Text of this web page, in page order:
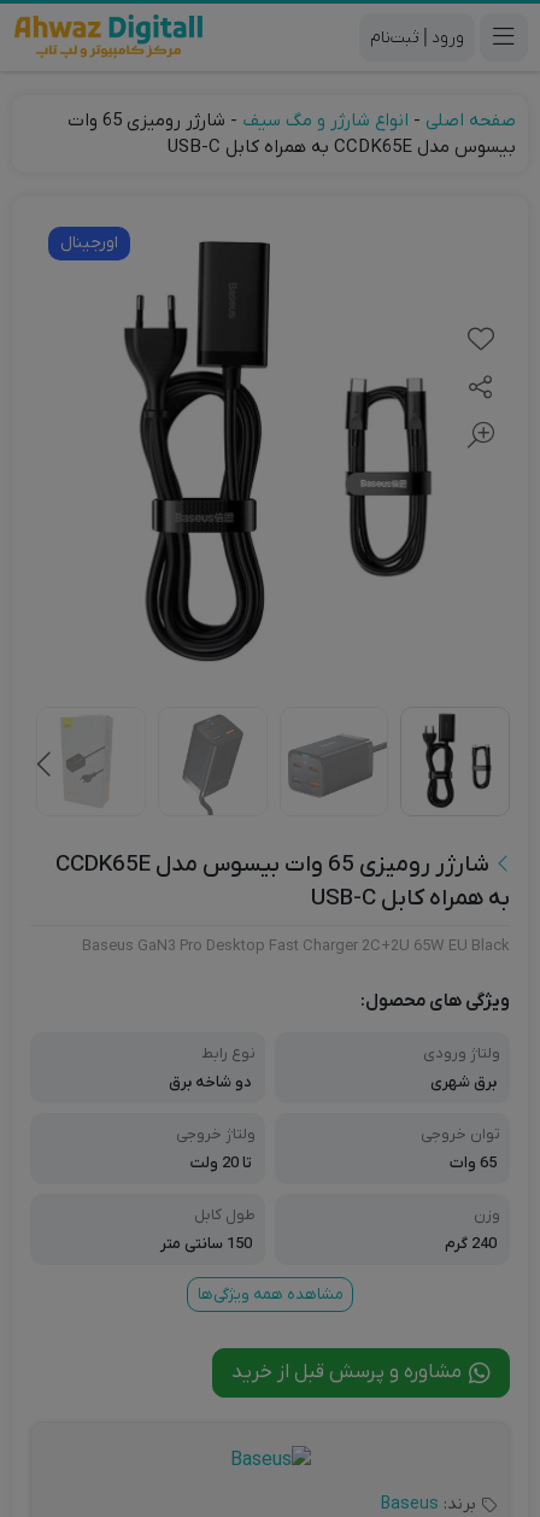
|
صفحه اصلی - انواع شارژر و مگ سیف -
شارژر رومیزی 65 وات
بیسوس مدل CCDK65E به همراه کابل USB-C
اورجینال
شارژر رومیزی 65 وات بیسوس مدل CCDK65E
به همراه کابل USB-C
Baseus GaN3 Pro Desktop Fast Charger 2C+2U 65W EU Black
ویژگی های محصول:
ولتاژ ورودی
برق شهری
نوع رابط
دو شاخه برق
توان خروجی
65 وات
ولتاژ خروجی
تا 20 ولت
وزن
240 گرم
طول کابل
150 سانتی متر
مشاهده همه ویژگی‌ها
مشاوره و پرسش قبل از خرید
برند: Baseus